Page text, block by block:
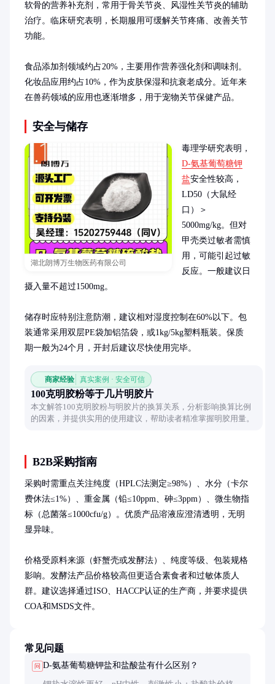
软骨的营养补充剂，常用于骨关节炎、风湿性关节炎的辅助
治疗。临床研究表明，长期服用可缓解关节疼痛、改善关节
功能。
食品添加剂领域约占20%，主要用作营养强化剂和调味剂。
化妆品应用约占10%，作为皮肤保湿和抗衰老成分。近年来
在兽药领域的应用也逐渐增多，用于宠物关节保健产品。
安全与储存
湖北朗博万生物医药有限公司
毒理学研究表明，
D-氨基葡萄糖钾
盐安全性较高，
LD50（大鼠经
口）＞
5000mg/kg。但对
甲壳类过敏者需慎
用，可能引起过敏
反应。一般建议日
摄入量不超过1500mg。
储存时应特别注意防潮，建议相对湿度控制在60%以下。包
装通常采用双层PE袋加铝箔袋，或1kg/5kg塑料瓶装。保质
期一般为24个月，开封后建议尽快使用完毕。
商家经验 真实案例 · 安全可信
100克明胶粉等于几片明胶片
本文解答100克明胶粉与明胶片的换算关系，分析影响换算比例
的因素，并提供实用的使用建议，帮助读者精准掌握明胶用量。
B2B采购指南
采购时需重点关注纯度（HPLC法测定≥98%）、水分（卡尔
费休法≤1%）、重金属（铅≤10ppm、砷≤3ppm）、微生物指
标（总菌落≤1000cfu/g）。优质产品溶液应澄清透明，无明
显异味。
价格受原料来源（虾蟹壳或发酵法）、纯度等级、包装规格
影响。发酵法产品价格较高但更适合素食者和过敏体质人
群。建议选择通过ISO、HACCP认证的生产商，并要求提供
COA和MSDS文件。
常见问题
问 D-氨基葡萄糖钾盐和盐酸盐有什么区别？